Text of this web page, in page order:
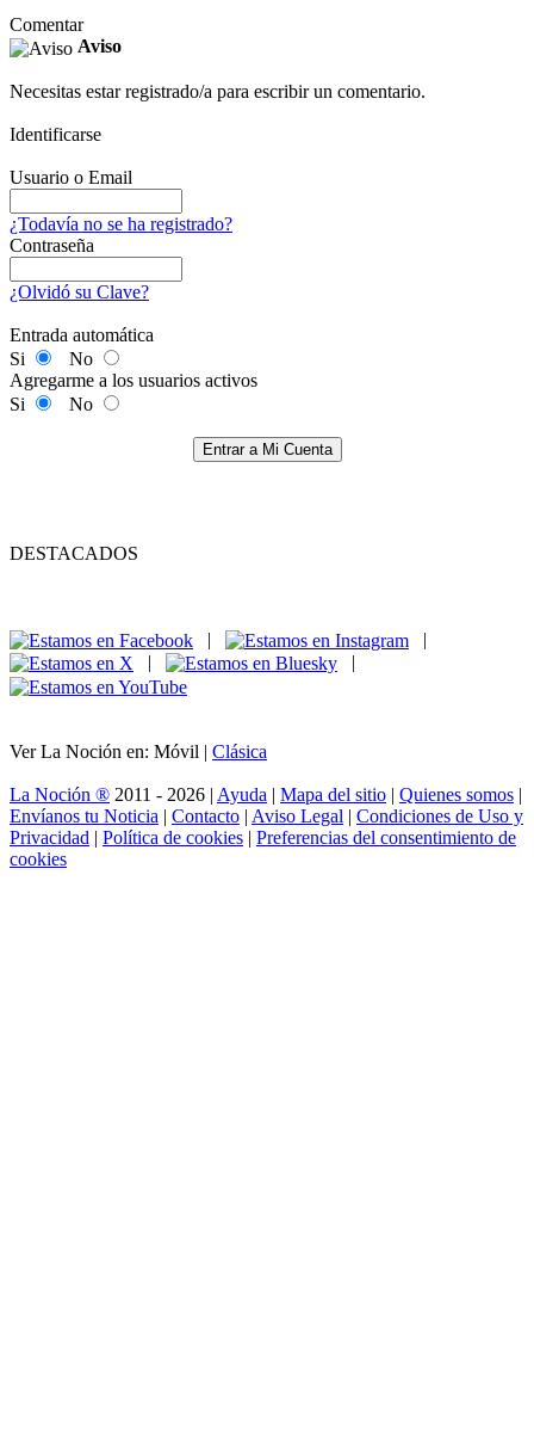
Comentar
Aviso
Necesitas estar registrado/a para escribir un comentario.
Identificarse
Usuario o Email
¿Todavía no se ha registrado?
Contraseña
¿Olvidó su Clave?
Entrada automática
Si
No
Agregarme a los usuarios activos
Si
No
Entrar a Mi Cuenta
DESTACADOS
|
|
|
|
Ver La Noción en: Móvil | Clásica
La Noción ® 2011 - 2026 | Ayuda | Mapa del sitio | Quienes somos |
Envíanos tu Noticia | Contacto | Aviso Legal | Condiciones de Uso y
Privacidad | Política de cookies | Preferencias del consentimiento de
cookies